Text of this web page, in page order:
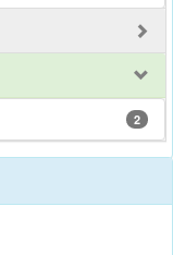
2